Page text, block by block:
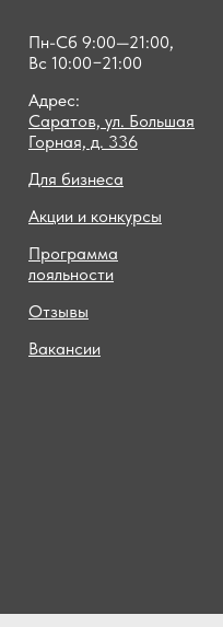
Пн-Сб 9:00—21:00,
Вс 10:00−21:00
Адрес:
Саратов, ул. Большая
Горная, д. 336
Для бизнеса
Акции и конкурсы
Программа
лояльности
Отзывы
Вакансии